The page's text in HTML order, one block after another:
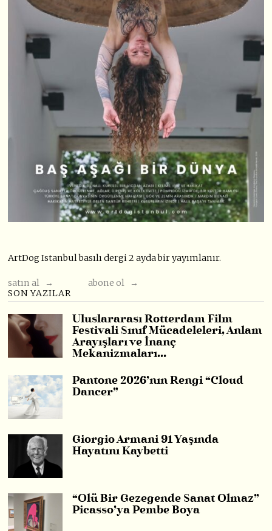
ArtDog Istanbul basılı dergi 2 ayda bir yayımlanır.
satın al →
abone ol →
SON YAZILAR
Uluslararası Rotterdam Film
Festivali Sınıf Mücadeleleri, Anlam
Arayışları ve İnanç
Mekanizmaları…
Pantone 2026’nın Rengi “Cloud
Dancer”
Giorgio Armani 91 Yaşında
Hayatını Kaybetti
“Ölü Bir Gezegende Sanat Olmaz”
Picasso’ya Pembe Boya